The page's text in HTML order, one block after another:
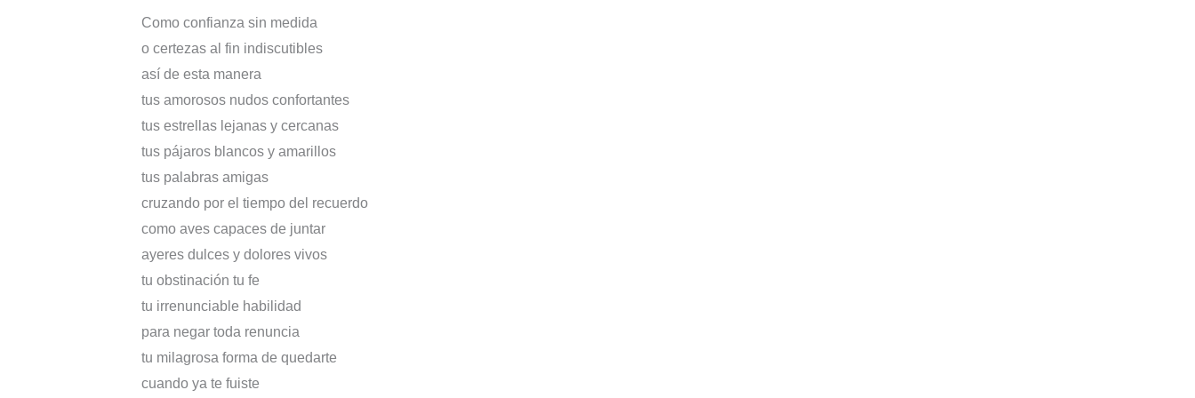
Como confianza sin medida
o certezas al fin indiscutibles
así de esta manera
tus amorosos nudos confortantes
tus estrellas lejanas y cercanas
tus pájaros blancos y amarillos
tus palabras amigas
cruzando por el tiempo del recuerdo
como aves capaces de juntar
ayeres dulces y dolores vivos
tu obstinación tu fe
tu irrenunciable habilidad
para negar toda renuncia
tu milagrosa forma de quedarte
cuando ya te fuiste